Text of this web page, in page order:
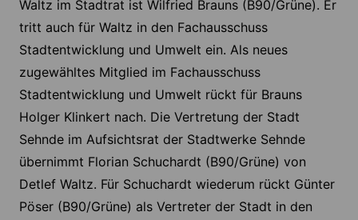
Waltz im Stadtrat ist Wilfried Brauns (B90/Grüne). Er
tritt auch für Waltz in den Fachausschuss
Stadtentwicklung und Umwelt ein. Als neues
zugewähltes Mitglied im Fachausschuss
Stadtentwicklung und Umwelt rückt für Brauns
Holger Klinkert nach. Die Vertretung der Stadt
Sehnde im Aufsichtsrat der Stadtwerke Sehnde
übernimmt Florian Schuchardt (B90/Grüne) von
Detlef Waltz. Für Schuchardt wiederum rückt Günter
Pöser (B90/Grüne) als Vertreter der Stadt in den